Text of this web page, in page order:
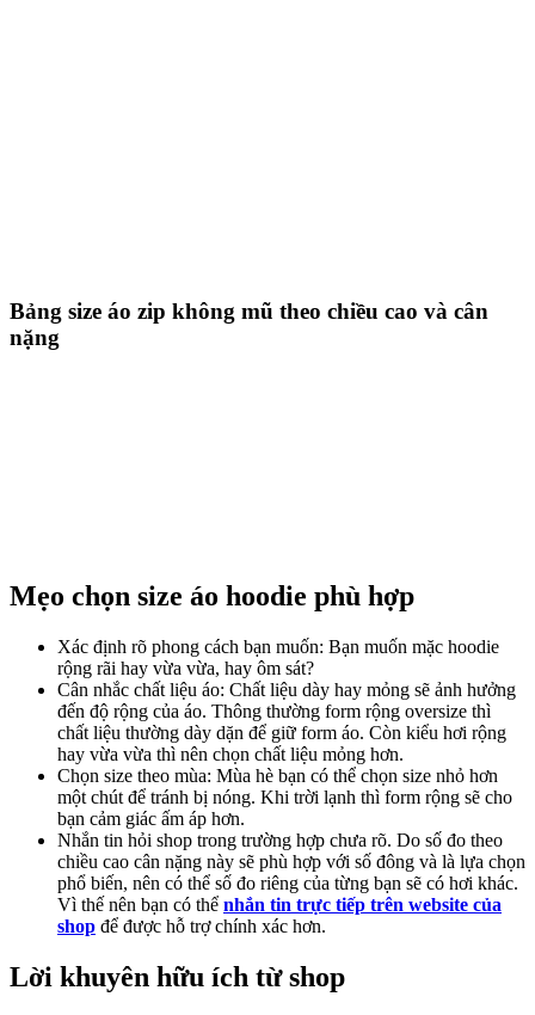
Bảng size áo zip không mũ theo chiều cao và cân
nặng
Mẹo chọn size áo hoodie phù hợp
Xác định rõ phong cách bạn muốn: Bạn muốn mặc hoodie
rộng rãi hay vừa vừa, hay ôm sát?
Cân nhắc chất liệu áo: Chất liệu dày hay mỏng sẽ ảnh hưởng
đến độ rộng của áo. Thông thường form rộng oversize thì
chất liệu thường dày dặn để giữ form áo. Còn kiểu hơi rộng
hay vừa vừa thì nên chọn chất liệu mỏng hơn.
Chọn size theo mùa: Mùa hè bạn có thể chọn size nhỏ hơn
một chút để tránh bị nóng. Khi trời lạnh thì form rộng sẽ cho
bạn cảm giác ấm áp hơn.
Nhắn tin hỏi shop trong trường hợp chưa rõ. Do số đo theo
chiều cao cân nặng này sẽ phù hợp với số đông và là lựa chọn
phổ biến, nên có thể số đo riêng của từng bạn sẽ có hơi khác.
Vì thế nên bạn có thể nhắn tin trực tiếp trên website của
shop để được hỗ trợ chính xác hơn.
Lời khuyên hữu ích từ shop